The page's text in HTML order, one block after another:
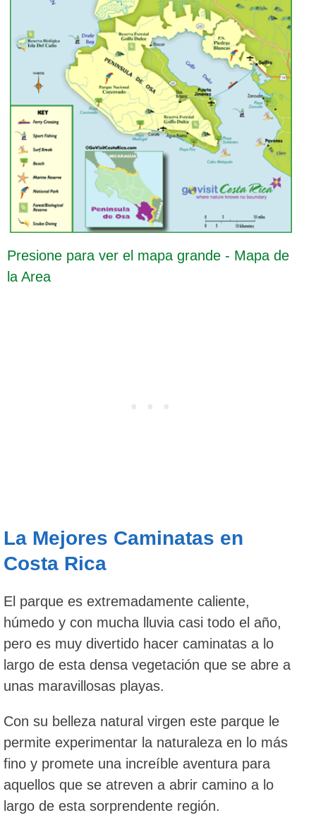
Presione para ver el mapa grande - Mapa de
la Area
La Mejores Caminatas en
Costa Rica
El parque es extremadamente caliente,
húmedo y con mucha lluvia casi todo el año,
pero es muy divertido hacer caminatas a lo
largo de esta densa vegetación que se abre a
unas maravillosas playas.
Con su belleza natural virgen este parque le
permite experimentar la naturaleza en lo más
fino y promete una increíble aventura para
aquellos que se atreven a abrir camino a lo
largo de esta sorprendente región.